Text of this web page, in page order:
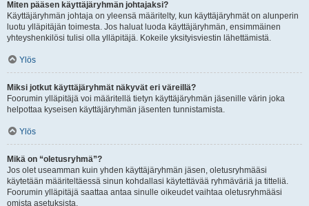
Miten pääsen käyttäjäryhmän johtajaksi?
Käyttäjäryhmän johtaja on yleensä määritelty, kun käyttäjäryhmät on alunperin
luotu ylläpitäjän toimesta. Jos haluat luoda käyttäjäryhmän, ensimmäinen
yhteyshenkilösi tulisi olla ylläpitäjä. Kokeile yksityisviestin lähettämistä.
Ylös
Miksi jotkut käyttäjäryhmät näkyvät eri väreillä?
Foorumin ylläpitäjä voi määritellä tietyn käyttäjäryhmän jäsenille värin joka
helpottaa kyseisen käyttäjäryhmän jäsenten tunnistamista.
Ylös
Mikä on “oletusryhmä”?
Jos olet useamman kuin yhden käyttäjäryhmän jäsen, oletusryhmääsi
käytetään määriteltäessä sinun kohdallasi käytettävää ryhmäväriä ja titteliä.
Foorumin ylläpitäjä saattaa antaa sinulle oikeudet vaihtaa oletusryhmääsi
omista asetuksista.